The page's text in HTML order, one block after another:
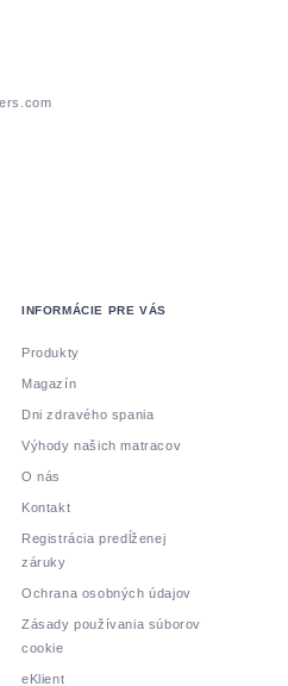
INFORMÁCIE PRE VÁS
Produkty
Magazín
Dni zdravého spania
Výhody našich matracov
O nás
Kontakt
Registrácia predĺženej
záruky
Ochrana osobných údajov
Zásady používania súborov
cookie
eKlient